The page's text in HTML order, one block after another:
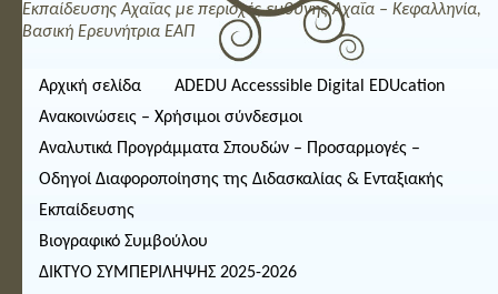
Εκπαίδευσης Αχαΐας με περιοχές ευθύνης Αχαΐα – Κεφαλληνία,
Βασική Ερευνήτρια ΕΑΠ
Αρχική σελίδα
ADEDU Accesssible Digital EDUcation
Ανακοινώσεις – Χρήσιμοι σύνδεσμοι
Αναλυτικά Προγράμματα Σπουδών – Προσαρμογές –
Οδηγοί Διαφοροποίησης της Διδασκαλίας & Ενταξιακής
Εκπαίδευσης
Βιογραφικό Συμβούλου
ΔΙΚΤΥΟ ΣΥΜΠΕΡΙΛΗΨΗΣ 2025-2026